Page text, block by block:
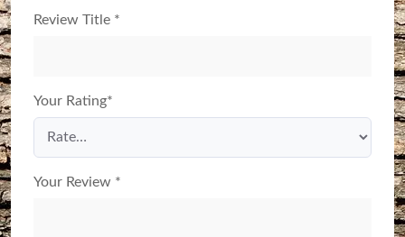
Review Title *
Your Rating*
Your Review *